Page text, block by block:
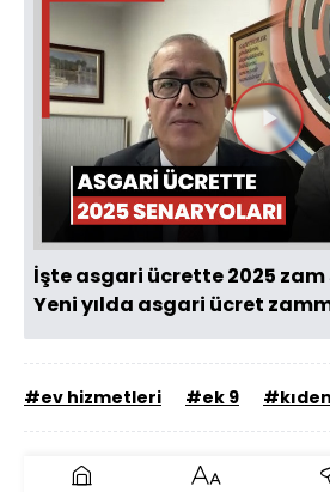
İşte asgari ücrette 2025 zam
Yeni yılda asgari ücret
#ev hizmetleri #ek 9